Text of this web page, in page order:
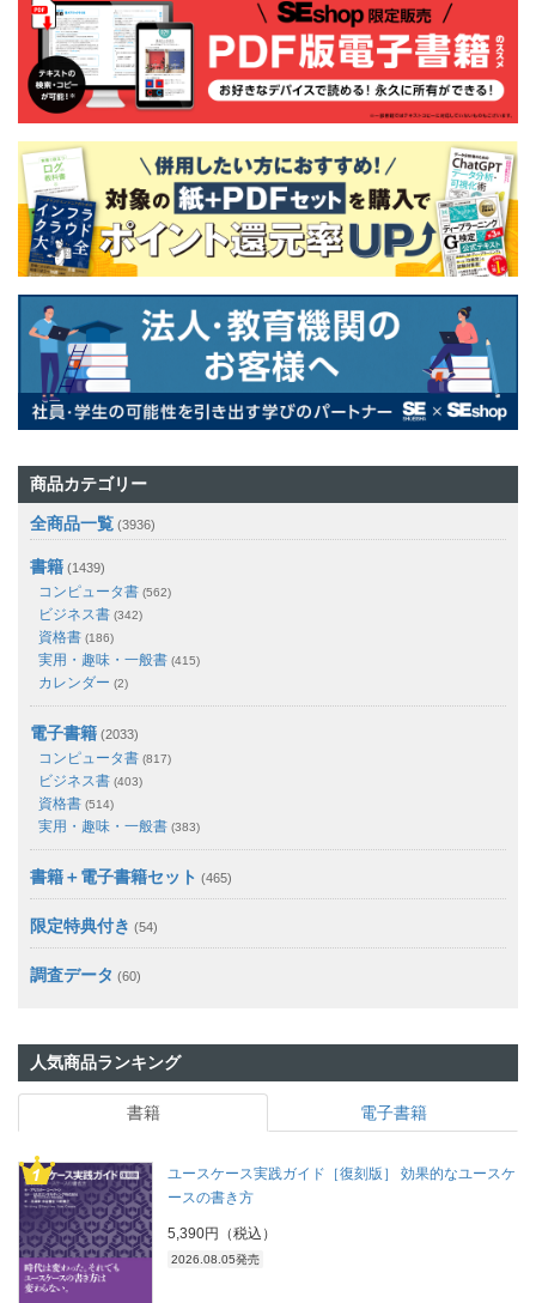
商品カテゴリー
全商品一覧 (3936)
書籍 (1439)
コンピュータ書 (562)
ビジネス書 (342)
資格書 (186)
実用・趣味・一般書 (415)
カレンダー (2)
電子書籍 (2033)
コンピュータ書 (817)
ビジネス書 (403)
資格書 (514)
実用・趣味・一般書 (383)
書籍＋電子書籍セット (465)
限定特典付き (54)
調査データ (60)
人気商品ランキング
書籍 電子書籍
ユースケース実践ガイド［復刻版］ 効果的なユースケ
ースの書き方
5,390円（税込）
2026.08.05発売